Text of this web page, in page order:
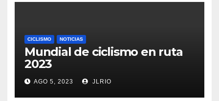
CICLISMO NOTICIAS
Mundial de ciclismo en ruta
2023
AGO 5, 2023 JLRIO